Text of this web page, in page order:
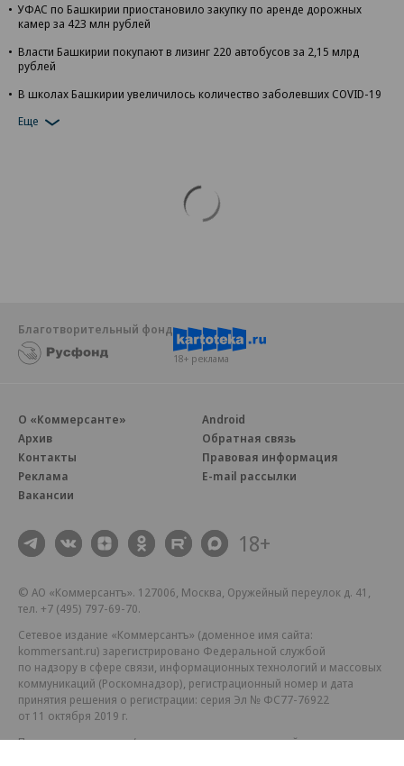
УФАС по Башкирии приостановило закупку по аренде дорожных
камер за 423 млн рублей
Власти Башкирии покупают в лизинг 220 автобусов за 2,15 млрд
рублей
В школах Башкирии увеличилось количество заболевших COVID-19
Еще
Благотворительный фонд
18+ реклама
О «Коммерсанте»
Архив
Контакты
Реклама
Вакансии
Android
Обратная связь
Правовая информация
E-mail рассылки
18+
© АО «Коммерсантъ». 127006, Москва, Оружейный переулок д. 41,
тел. +7 (495) 797-69-70.
Сетевое издание «Коммерсантъ» (доменное имя сайта:
kommersant.ru) зарегистрировано Федеральной службой
по надзору в сфере связи, информационных технологий и массовых
коммуникаций (Роскомнадзор), регистрационный номер и дата
принятия решения о регистрации: серия Эл № ФС77-76922
от 11 октября 2019 г.
Партнерские проекты/материалы, новости компаний, материалы